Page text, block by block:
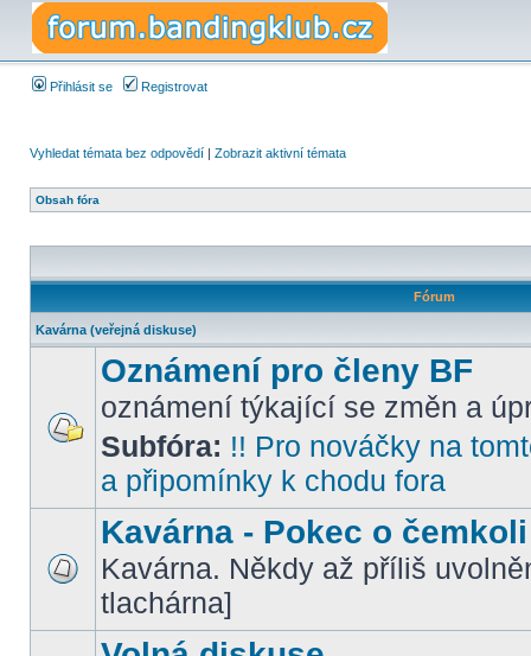
Přihlásit se Registrovat
Vyhledat témata bez odpovědí | Zobrazit aktivní témata
Obsah fóra
Fórum
Kavárna (veřejná diskuse)
Oznámení pro členy BF
oznámení týkající se změn a
Subfóra: !! Pro nováčky na
a připomínky k chodu fora
Kavárna - Pokec o čemkoli
Kavárna. Někdy až příliš
tlachárna]